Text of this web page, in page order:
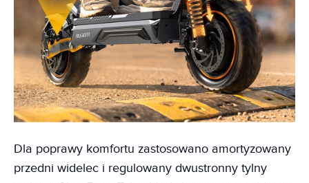
Dla poprawy komfortu zastosowano amortyzowany
przedni widelec i regulowany dwustronny tylny